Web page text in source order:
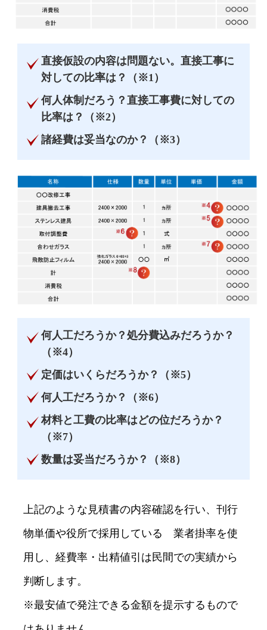
直接仮設の内容は問題ない。直接工事に
対しての比率は？（※1）
何人体制だろう？直接工事費に対しての
比率は？（※2）
諸経費は妥当なのか？（※3）
何人工だろうか？処分費込みだろうか？
（※4）
定価はいくらだろうか？（※5）
何人工だろうか？（※6）
材料と工費の比率はどの位だろうか？
（※7）
数量は妥当だろうか？（※8）
上記のような見積書の内容確認を行い、刊行
物単価や役所で採用している 業者掛率を使
用し、経費率・出精値引は民間での実績から
判断します。
※最安値で発注できる金額を提示するもので